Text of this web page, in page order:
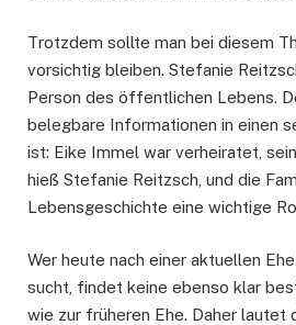
Trotzdem sollte man bei diesem
vorsichtig bleiben. Stefanie
Person des öffentlichen Lebens.
belegbare Informationen in einen
ist: Eike Immel war verheiratet,
hieß Stefanie Reitzsch, und die
Lebensgeschichte eine wichtige
Wer heute nach einer aktuellen
sucht, findet keine ebenso klar
wie zur früheren Ehe. Daher lautet